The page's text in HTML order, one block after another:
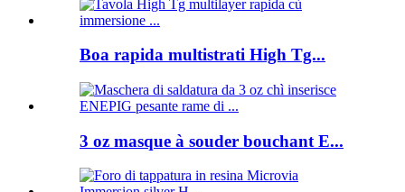
Boa rapida multistrati High Tg...
3 oz masque à souder bouchant E...